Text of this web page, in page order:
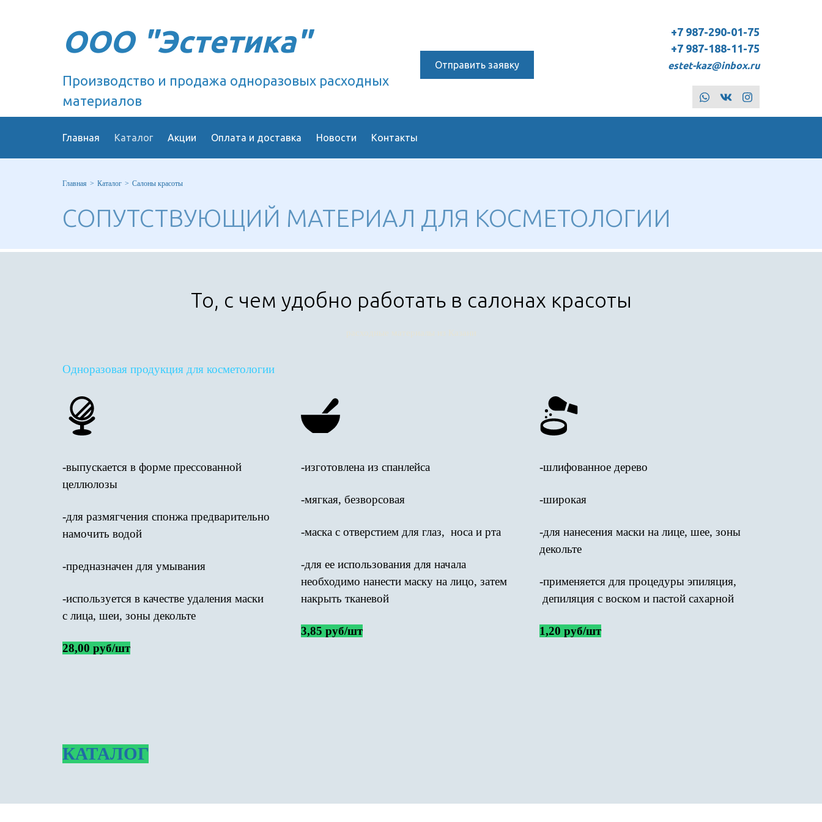
ООО "Эстетика"
Производство и продажа одноразовых расходных
материалов
Отправить заявку
+7 987-290-01-75
+7 987-188-11-75
estet-kaz@inbox.ru
whatsapp
vk instagram
Главная Каталог Акции Оплата и доставка Новости Контакты
Главная Каталог Салоны красоты
СОПУТСТВУЮЩИЙ МАТЕРИАЛ ДЛЯ КОСМЕТОЛОГИИ
То, с чем удобно работать в салонах красоты
Одноразовая продукция для косметологии
-выпускается в форме прессованной
целлюлозы
-для размягчения спонжа предварительно
намочить водой
-предназначен для умывания
-используется в качестве удаления маски
с лица, шеи, зоны декольте
28,00 руб/шт
-изготовлена из спанлейса
-мягкая, безворсовая
-маска с отверстием для глаз, носа и рта
-для ее использования для начала
необходимо нанести маску на лицо, затем
накрыть тканевой
3,85 руб/шт
-шлифованное дерево
-широкая
-для нанесения маски на лице, шее, зоны
декольте
-применяется для процедуры эпиляция,
депиляция с воском и пастой сахарной
1,20 руб/шт
КАТАЛОГ